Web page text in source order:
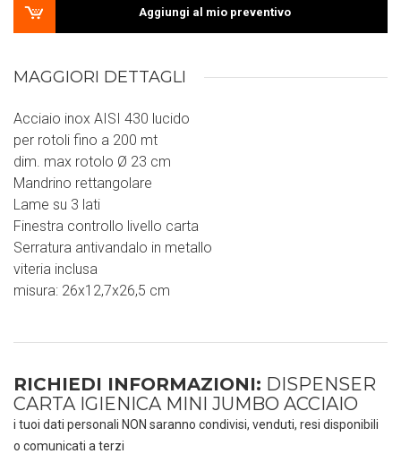
Aggiungi al mio preventivo
MAGGIORI DETTAGLI
Acciaio inox AISI 430 lucido
per rotoli fino a 200 mt
dim. max rotolo Ø 23 cm
Mandrino rettangolare
Lame su 3 lati
Finestra controllo livello carta
Serratura antivandalo in metallo
viteria inclusa
misura: 26x12,7x26,5 cm
RICHIEDI INFORMAZIONI: DISPENSER
CARTA IGIENICA MINI JUMBO ACCIAIO
i tuoi dati personali NON saranno condivisi, venduti, resi disponibili
o comunicati a terzi